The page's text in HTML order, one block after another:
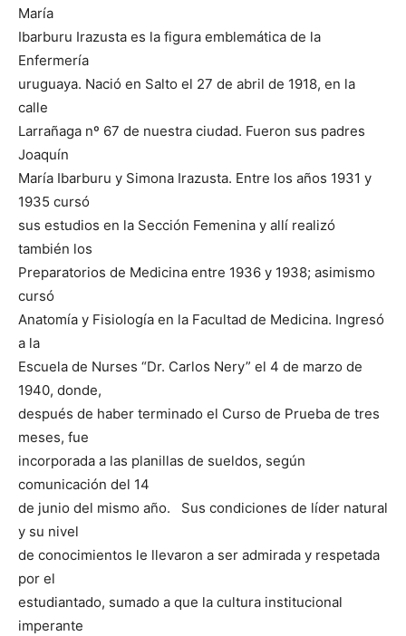
María
Ibarburu Irazusta es la figura emblemática de la
Enfermería
uruguaya. Nació en Salto el 27 de abril de 1918, en la
calle
Larrañaga nº 67 de nuestra ciudad. Fueron sus padres
Joaquín
María Ibarburu y Simona Irazusta. Entre los años 1931 y
1935 cursó
sus estudios en la Sección Femenina y allí realizó
también los
Preparatorios de Medicina entre 1936 y 1938; asimismo
cursó
Anatomía y Fisiología en la Facultad de Medicina. Ingresó
a la
Escuela de Nurses “Dr. Carlos Nery” el 4 de marzo de
1940, donde,
después de haber terminado el Curso de Prueba de tres
meses, fue
incorporada a las planillas de sueldos, según
comunicación del 14
de junio del mismo año. Sus condiciones de líder natural
y su nivel
de conocimientos le llevaron a ser admirada y respetada
por el
estudiantado, sumado a que la cultura institucional
imperante